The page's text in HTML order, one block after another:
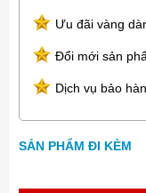
Ưu đãi vàng
Đổi mới sản
Dịch vụ bảo
SẢN PHẨM ĐI KÈM